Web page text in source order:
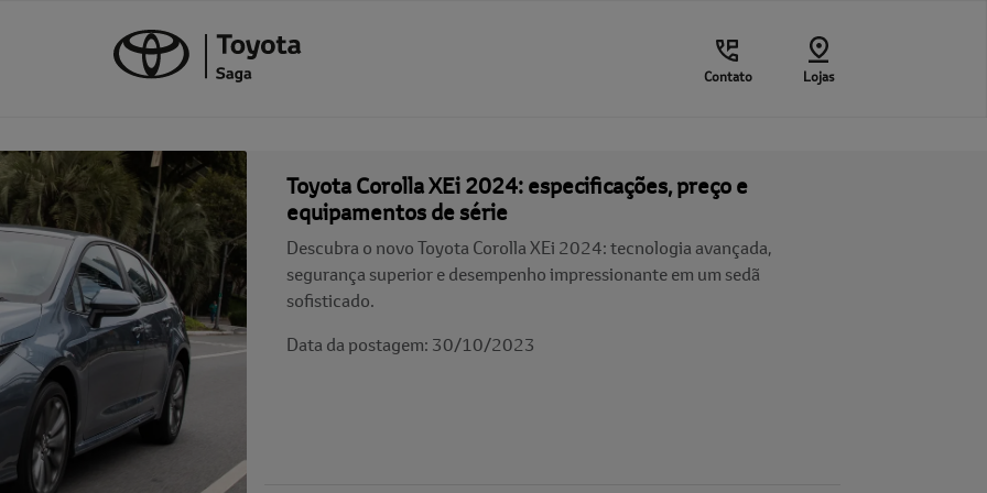
Contato Lojas
Toyota Corolla XEi 2024: especificações, preço e
equipamentos de série
Descubra o novo Toyota Corolla XEi 2024: tecnologia avançada,
segurança superior e desempenho impressionante em um sedã
sofisticado.
Data da postagem: 30/10/2023